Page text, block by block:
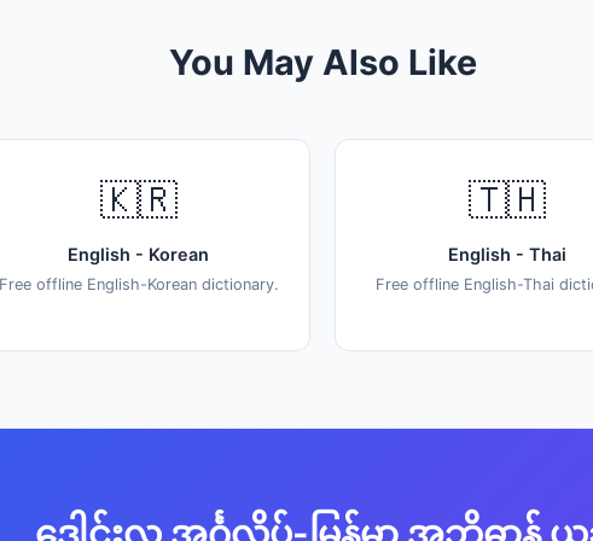
You May Also Like
🇰🇷
English - Korean
Free offline English-Korean dictionary.
🇹🇭
English - Thai
Free offline English-Thai